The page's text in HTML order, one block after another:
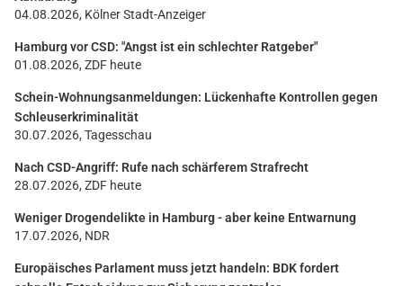
04.08.2026, Kölner Stadt-Anzeiger
Hamburg vor CSD: "Angst ist ein schlechter Ratgeber"
01.08.2026, ZDF heute
Schein-Wohnungsanmeldungen: Lückenhafte Kontrollen gegen
Schleuserkriminalität
30.07.2026, Tagesschau
Nach CSD-Angriff: Rufe nach schärferem Strafrecht
28.07.2026, ZDF heute
Weniger Drogendelikte in Hamburg - aber keine Entwarnung
17.07.2026, NDR
Europäisches Parlament muss jetzt handeln: BDK fordert